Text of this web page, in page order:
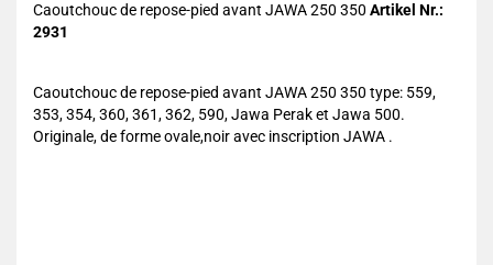
Caoutchouc de repose-pied avant JAWA 250 350 Artikel Nr.:
2931
Caoutchouc de repose-pied avant JAWA 250 350 type: 559,
353, 354, 360, 361, 362, 590, Jawa Perak et Jawa 500.
Originale, de forme ovale,noir avec inscription JAWA .